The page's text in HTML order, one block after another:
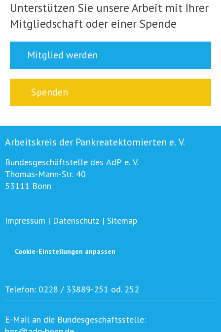
Unterstützen Sie unsere Arbeit mit Ihrer
Mitgliedschaft oder einer Spende
Mitglied werden
Spenden
Arbeitskreis der Pankreatektomierten e. V.
Bundesgeschäftstelle des AdP e. V.
Thomas-Mann-Str. 40
53111 Bonn
Impressum | Datenschutz | Sitemap
Cookie-Einstellungen anpassen
Telefon: 0228 / 33889-251 od. 252
E-Mail an die Bundesgeschäftsstelle: